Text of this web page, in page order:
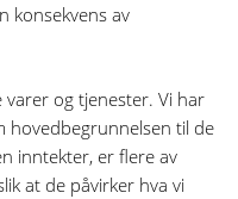
konsekvens av
varer og tjenester. Vi har
hovedbegrunnelsen til de
inntekter, er flere av
at de påvirker hva vi